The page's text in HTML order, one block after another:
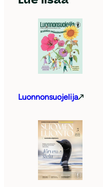
Luonnonsuojelija